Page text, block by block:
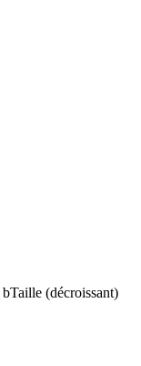
bTaille (décroissant)